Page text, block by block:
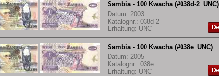
Sambia - 100 Kwacha (#038d-2_UNC)
Datum: 2003
Katalognr.: 038d-2
Erhaltung: UNC
Sambia - 100 Kwacha (#038e_UNC)
Datum: 2005
Katalognr.: 038e
Erhaltung: UNC